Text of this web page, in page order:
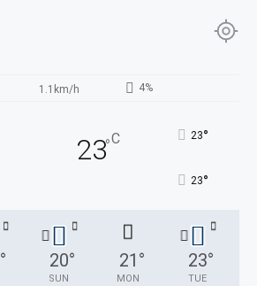
1.1km/h 4%
23°C 23°
23°
° 20°
SUN
21 °
MON
23°
TUE